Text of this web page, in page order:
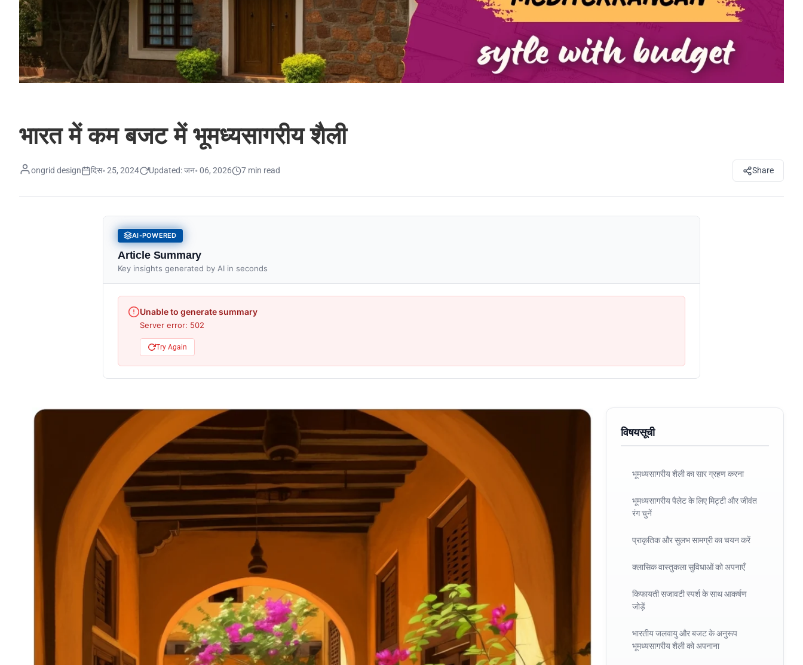
भारत में कम बजट में भूमध्यसागरीय शैली
ongrid design दिस॰ 25, 2024 Updated:जन॰ 06, 2026 7 min read Share
AI-POWERED
Article Summary
Key insights generated by AI in seconds
Unable to generate summary
Server error: 502
Try Again
विषयसूची
भूमध्यसागरीय शैली का सार ग्रहण करना
भूमध्यसागरीय पैलेट के लिए मिट्टी और जीवंत
रंग चुनें
प्राकृतिक और सुलभ सामग्री का चयन करें
क्लासिक वास्तुकला सुविधाओं को अपनाएँ
किफायती सजावटी स्पर्श के साथ आकर्षण
जोड़ें
भारतीय जलवायु और बजट के अनुरूप
भूमध्यसागरीय शैली को अपनाना